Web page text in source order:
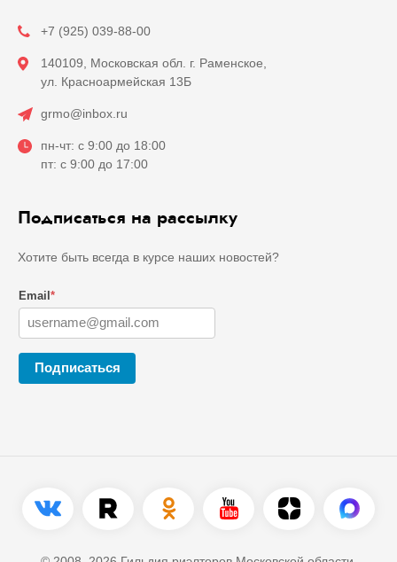
+7 (925) 039-88-00
140109, Московская обл. г. Раменское,
ул. Красноармейская 13Б
grmo@inbox.ru
пн-чт: с 9:00 до 18:00
пт: с 9:00 до 17:00
Подписаться на рассылку
Хотите быть всегда в курсе наших новостей?
Email *
Подписаться